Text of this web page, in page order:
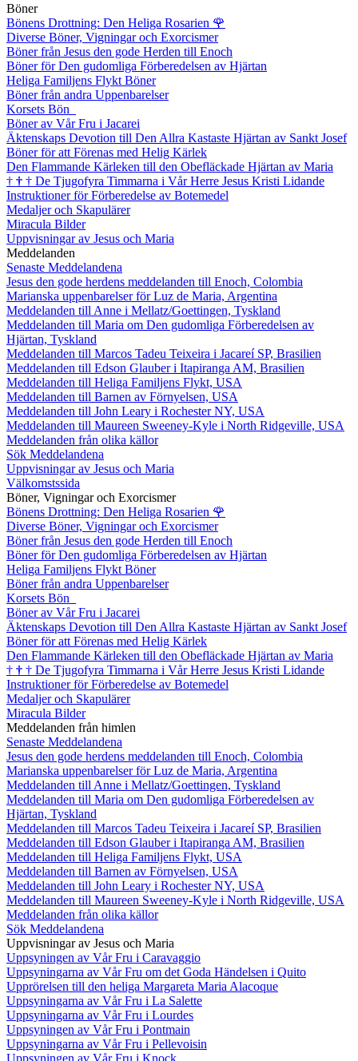
Böner
Bönens Drottning: Den Heliga Rosarien 🌹
Diverse Böner, Vigningar och Exorcismer
Böner från Jesus den gode Herden till Enoch
Böner för Den gudomliga Förberedelsen av Hjärtan
Heliga Familjens Flykt Böner
Böner från andra Uppenbarelser
Korsets Bön
Böner av Vår Fru i Jacarei
Äktenskaps Devotion till Den Allra Kastaste Hjärtan av Sankt Josef
Böner för att Förenas med Helig Kärlek
Den Flammande Kärleken till den Obefläckade Hjärtan av Maria
† † † De Tjugofyra Timmarna i Vår Herre Jesus Kristi Lidande
Instruktioner för Förberedelse av Botemedel
Medaljer och Skapulärer
Miracula Bilder
Uppvisningar av Jesus och Maria
Meddelanden
Senaste Meddelandena
Jesus den gode herdens meddelanden till Enoch, Colombia
Marianska uppenbarelser för Luz de Maria, Argentina
Meddelanden till Anne i Mellatz/Goettingen, Tyskland
Meddelanden till Maria om Den gudomliga Förberedelsen av
Hjärtan, Tyskland
Meddelanden till Marcos Tadeu Teixeira i Jacareí SP, Brasilien
Meddelanden till Edson Glauber i Itapiranga AM, Brasilien
Meddelanden till Heliga Familjens Flykt, USA
Meddelanden till Barnen av Förnyelsen, USA
Meddelanden till John Leary i Rochester NY, USA
Meddelanden till Maureen Sweeney-Kyle i North Ridgeville, USA
Meddelanden från olika källor
Sök Meddelandena
Uppvisningar av Jesus och Maria
Välkomstssida
Böner, Vigningar och Exorcismer
Bönens Drottning: Den Heliga Rosarien 🌹
Diverse Böner, Vigningar och Exorcismer
Böner från Jesus den gode Herden till Enoch
Böner för Den gudomliga Förberedelsen av Hjärtan
Heliga Familjens Flykt Böner
Böner från andra Uppenbarelser
Korsets Bön
Böner av Vår Fru i Jacarei
Äktenskaps Devotion till Den Allra Kastaste Hjärtan av Sankt Josef
Böner för att Förenas med Helig Kärlek
Den Flammande Kärleken till den Obefläckade Hjärtan av Maria
† † † De Tjugofyra Timmarna i Vår Herre Jesus Kristi Lidande
Instruktioner för Förberedelse av Botemedel
Medaljer och Skapulärer
Miracula Bilder
Meddelanden från himlen
Senaste Meddelandena
Jesus den gode herdens meddelanden till Enoch, Colombia
Marianska uppenbarelser för Luz de Maria, Argentina
Meddelanden till Anne i Mellatz/Goettingen, Tyskland
Meddelanden till Maria om Den gudomliga Förberedelsen av
Hjärtan, Tyskland
Meddelanden till Marcos Tadeu Teixeira i Jacareí SP, Brasilien
Meddelanden till Edson Glauber i Itapiranga AM, Brasilien
Meddelanden till Heliga Familjens Flykt, USA
Meddelanden till Barnen av Förnyelsen, USA
Meddelanden till John Leary i Rochester NY, USA
Meddelanden till Maureen Sweeney-Kyle i North Ridgeville, USA
Meddelanden från olika källor
Sök Meddelandena
Uppvisningar av Jesus och Maria
Uppsyningen av Vår Fru i Caravaggio
Uppsyningarna av Vår Fru om det Goda Händelsen i Quito
Upprörelsen till den heliga Margareta Maria Alacoque
Uppsyningarna av Vår Fru i La Salette
Uppsyningarna av Vår Fru i Lourdes
Uppsyningen av Vår Fru i Pontmain
Uppsyningarna av Vår Fru i Pellevoisin
Uppsyningen av Vår Fru i Knock